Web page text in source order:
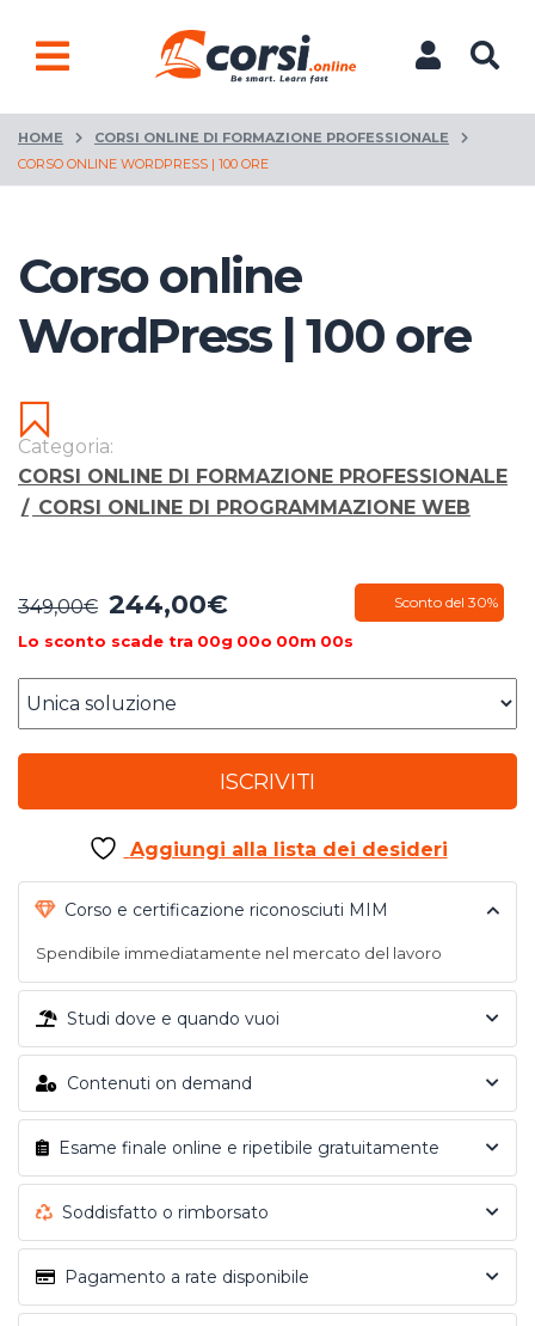
HOME
CORSI ONLINE DI FORMAZIONE PROFESSIONALE
CORSO ONLINE WORDPRESS | 100 ORE
Corso online
WordPress | 100 ore
Categoria:
CORSI ONLINE DI FORMAZIONE PROFESSIONALE
/ CORSI ONLINE DI PROGRAMMAZIONE WEB
349,00€ Il
prezzo
era:
349,00€.
244,00€Il
attuale
è:
Sconto del 30%
Lo sconto scade tra 00g 00o 00m 00s
ISCRIVITI
Aggiungi alla lista dei desideri
Corso e certificazione riconosciuti MIM
Spendibile immediatamente nel mercato del lavoro
Studi dove e quando vuoi
Contenuti on demand
Esame finale online e ripetibile gratuitamente
Soddisfatto o rimborsato
Pagamento a rate disponibile